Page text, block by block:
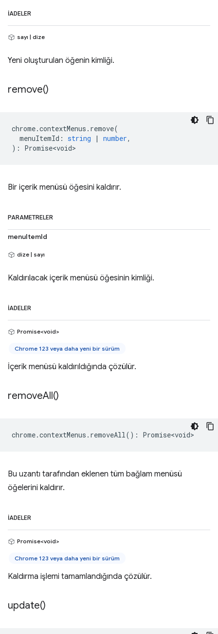
İADELER
sayı | dize
Yeni oluşturulan öğenin kimliği.
remove()
chrome.contextMenus . remove(
menuItemId : string | number,
) : Promise<void>
Bir içerik menüsü öğesini kaldırır.
PARAMETRELER
menuItemId
dize | sayı
Kaldırılacak içerik menüsü öğesinin kimliği.
İADELER
Promise<void>
Chrome 123 veya daha yeni bir sürüm
İçerik menüsü kaldırıldığında çözülür.
removeAll()
chrome.contextMenus . removeAll() : Promise<void>
Bu uzantı tarafından eklenen tüm bağlam menüsü
öğelerini kaldırır.
İADELER
Promise<void>
Chrome 123 veya daha yeni bir sürüm
Kaldırma işlemi tamamlandığında çözülür.
update()